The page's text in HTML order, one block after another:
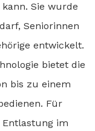
Sie wurde
Seniorinnen
entwickelt.
bietet die
bis zu einem
Für
Entlastung im